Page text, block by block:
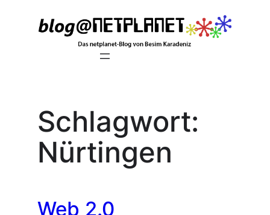
Schlagwort:
Nürtingen
Web 2.0